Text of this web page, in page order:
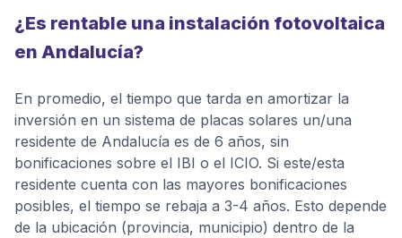
¿Es rentable una instalación fotovoltaica
en Andalucía?
En promedio, el tiempo que tarda en amortizar la
inversión en un sistema de placas solares un/una
residente de Andalucía es de 6 años, sin
bonificaciones sobre el IBI o el ICIO. Si este/esta
residente cuenta con las mayores bonificaciones
posibles, el tiempo se rebaja a 3-4 años. Esto depende
de la ubicación (provincia, municipio) dentro de la